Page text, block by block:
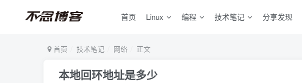
首页 Linux 编程 技术笔记 分享发现
首页 技术笔记 网络 正文
本地回环地址是多少